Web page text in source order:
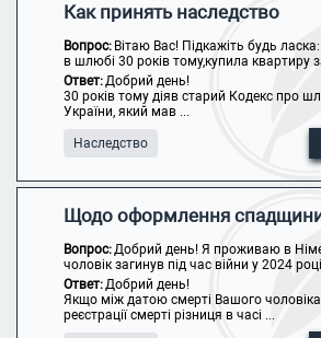
Как принять наследство
Вопрос: Вітаю Вас! Підкажіть будь
в шлюбі 30 років тому,купила квартиру
Ответ:Добрий день!
30 років тому діяв старий Кодекс про
України, який мав ...
Наследство
Щодо оформлення
Вопрос:Добрий день! Я проживаю в
чоловік загинув під час війни у 2024
Ответ:Добрий день!
Якщо між датою смерті Вашого
реєстрації смерті різниця в часі ...